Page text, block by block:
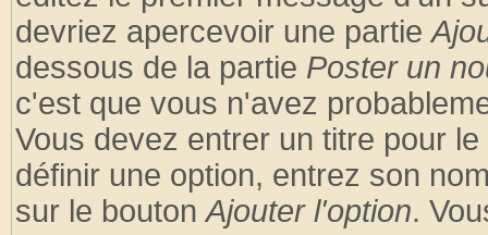
devriez apercevoir une partie
dessous de la partie Poster un
c'est que vous n'avez
Vous devez entrer un titre pour
définir une option, entrez son
sur le boutonAjouter l'option.